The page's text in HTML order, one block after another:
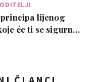
principa lijenog
će ti se sigurno